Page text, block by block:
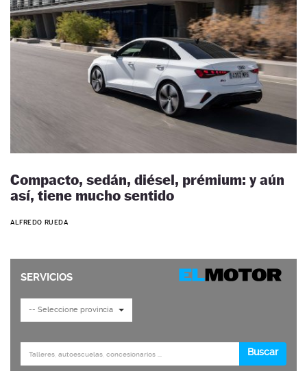
Compacto, sedán, diésel, prémium: y aún
así, tiene mucho sentido
ALFREDO RUEDA